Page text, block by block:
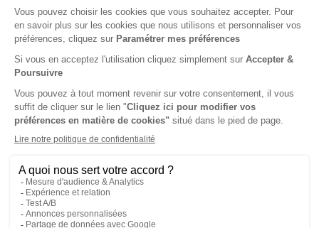
-41%
Abonnement 2 ans
8 n° • Papier
32€30 Tarif Kiosque : 55€ 00
Tarif France métropolitaine
Renouvellement à date d’anniversaire
Abonnement Durée libre
Papier
3€45 Tarif Kiosque :
Prix par n° pendant 6 mois, puis 6,90 € par n°